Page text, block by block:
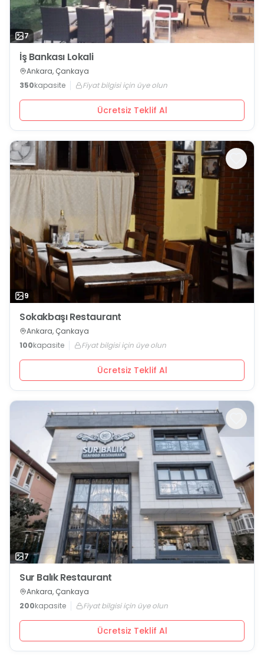
7
İş Bankası Lokali
Ankara, Çankaya
350kapasite Fiyat bilgisi için üye olun
Ücretsiz Teklif Al
9
Sokakbaşı Restaurant
Ankara, Çankaya
100kapasite Fiyat bilgisi için üye olun
Ücretsiz Teklif Al
7
Sur Balık Restaurant
Ankara, Çankaya
200kapasite Fiyat bilgisi için üye olun
Ücretsiz Teklif Al